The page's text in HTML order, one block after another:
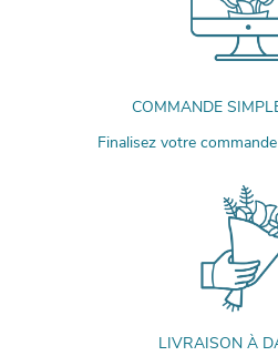
COMMANDE
Finalisez votre
LIVRAISON À